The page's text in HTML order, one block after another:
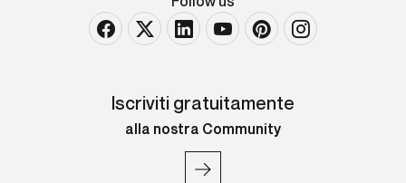
Follow us
Iscriviti gratuitamente
alla nostra Community